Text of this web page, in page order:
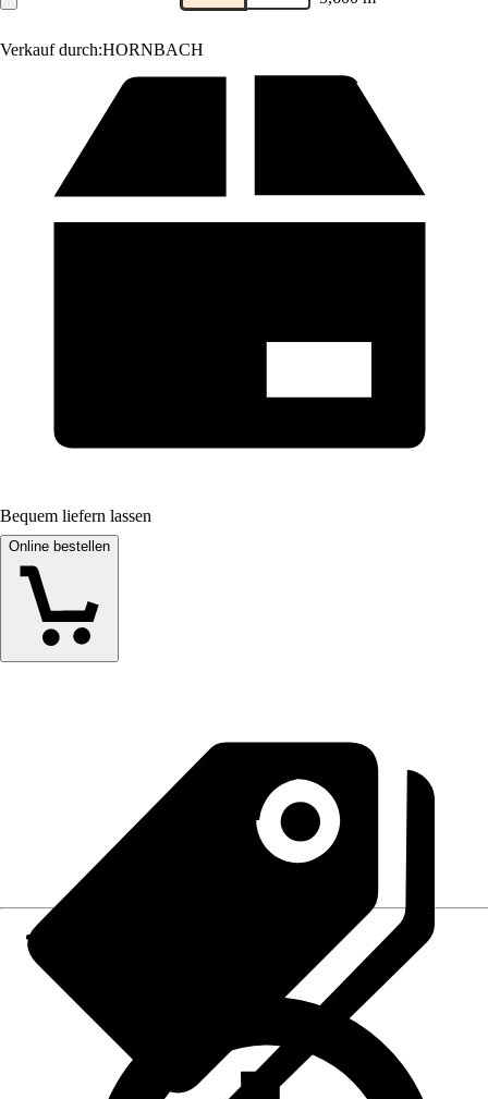
Verkauf durch:HORNBACH
Bequem liefern lassen
Online bestellen